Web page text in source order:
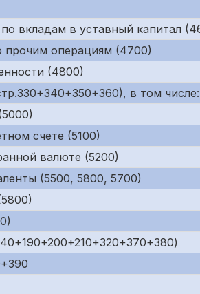
вкладам в уставный капитал
прочим операциям (4700)
(4800)
в том числе:
счете (5100)
валюте (5200)
(5500, 5800, 5700)